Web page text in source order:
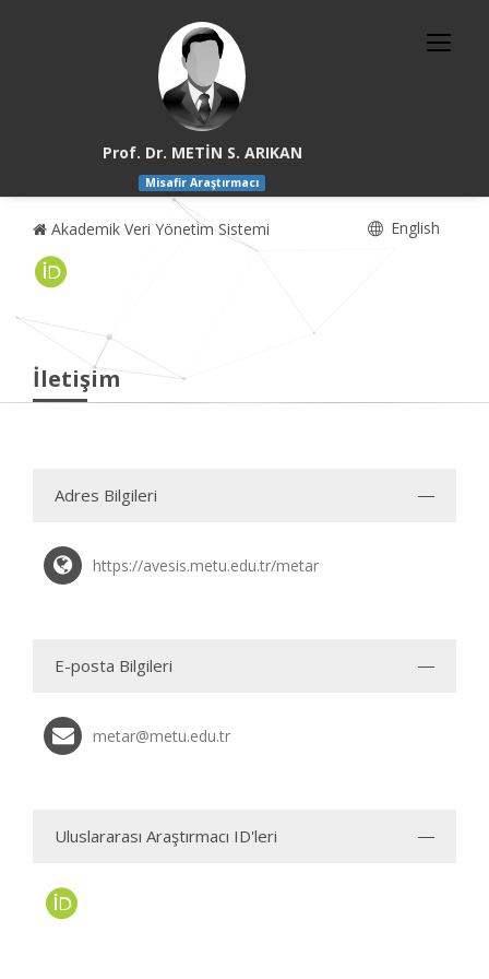
Prof. Dr. METİN S. ARIKAN
Misafir Araştırmacı
Akademik Veri Yönetim Sistemi English
İletişim
Adres Bilgileri
https://avesis.metu.edu.tr/metar
E-posta Bilgileri
metar@metu.edu.tr
Uluslararası Araştırmacı ID'leri